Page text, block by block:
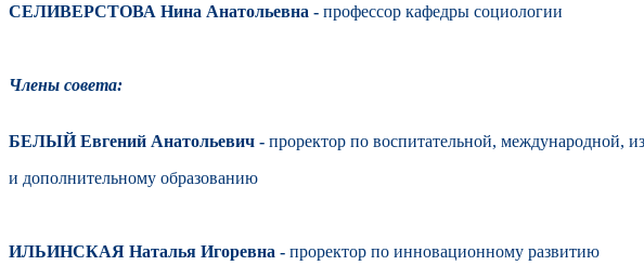
СЕЛИВЕРСТОВА Нина Анатольевна - профессор кафедры социологии
Члены совета:
БЕЛЫЙ Евгений Анатольевич - проректор по воспитательной, международной,
и дополнительному образованию
ИЛЬИНСКАЯ Наталья Игоревна - проректор по инновационному развитию